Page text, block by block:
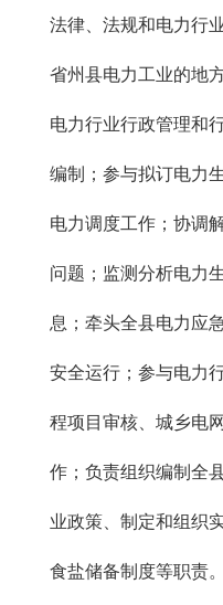
法律、法规和电力行
省州县电力工业的地
电力行业行政管理和
编制；参与拟订电力
电力调度工作；协调
问题；监测分析电力
息；牵头全县电力应
安全运行；参与电力
程项目审核、城乡电
作；负责组织编制全
业政策、制定和组织
食盐储备制度等职责